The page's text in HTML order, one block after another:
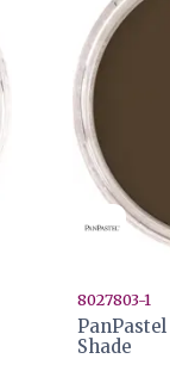
8027803-1
Shade